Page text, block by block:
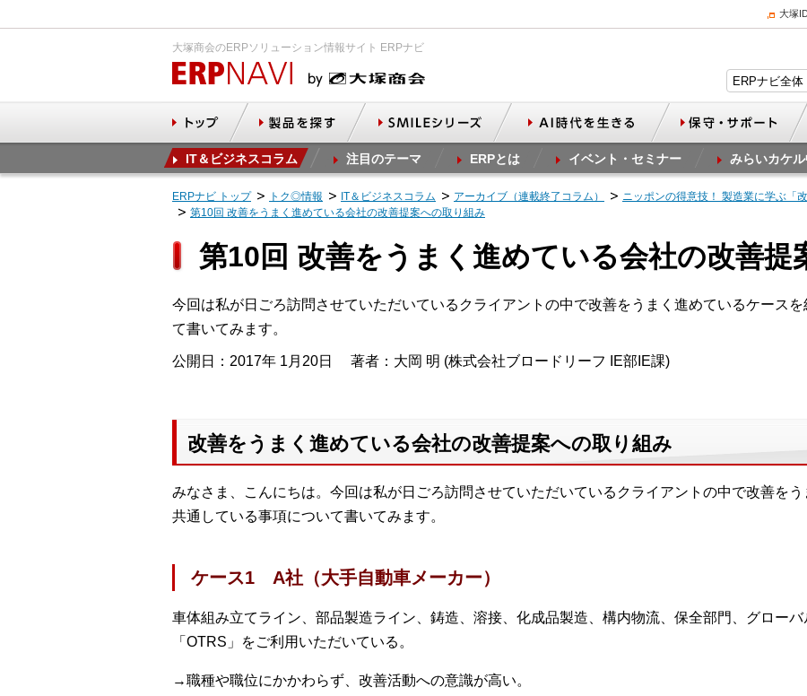
大塚
大塚商会のERPソリューション情報サイト ERPナビ
IT＆ビジネスコラム 注目のテーマ ERPとは イベント・セミナー みらいカケ
ERPナビ トップ トク◎情報 IT＆ビジネスコラム アーカイブ（連載終了コラム）
ニッポンの得意技！ 製造業に学ぶ「
第10回 改善をうまく進めている会社の改善提案への取り組み
第10回 改善をうまく進めている会社の改善提
今回は私が日ごろ訪問させていただいているクライアントの中で改善をうまく進めているケース
て書いてみます。
公開日：2017年 1月20日 著者：大岡 明 (株式会社ブロードリーフ IE部IE課)
改善をうまく進めている会社の改善提案への取り組み
みなさま、こんにちは。今回は私が日ごろ訪問させていただいているクライアントの中で改善をう
共通している事項について書いてみます。
ケース1 A社（大手自動車メーカー）
車体組み立てライン、部品製造ライン、鋳造、溶接、化成品製造、構内物流、保全部門、グローバ
「OTRS」をご利用いただいている。
→職種や職位にかかわらず、改善活動への意識が高い。